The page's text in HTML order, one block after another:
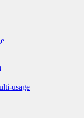
usage